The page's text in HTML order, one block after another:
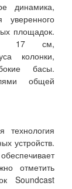
динамика,
площадок.
17 см,
колонки,
басы.
общей
технология
устройств.
отметить
Soundcast